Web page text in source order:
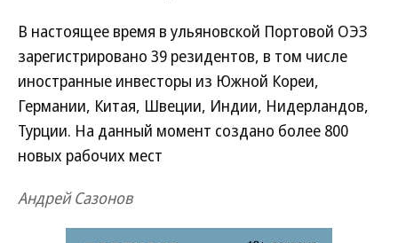
В настоящее время в ульяновской Портовой ОЭЗ
зарегистрировано 39 резидентов, в том числе
иностранные инвесторы из Южной Кореи,
Германии, Китая, Швеции, Индии, Нидерландов,
Турции. На данный момент создано более 800
новых рабочих мест
Андрей Сазонов